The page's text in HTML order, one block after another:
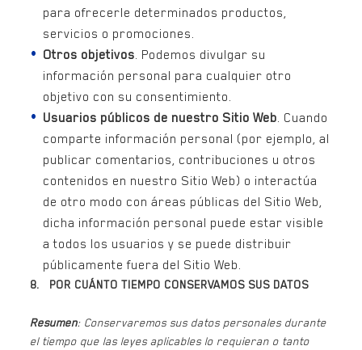
para ofrecerle determinados productos,
servicios o promociones.
Otros objetivos. Podemos divulgar su
información personal para cualquier otro
objetivo con su consentimiento.
Usuarios públicos de nuestro Sitio Web. Cuando
comparte información personal (por ejemplo, al
publicar comentarios, contribuciones u otros
contenidos en nuestro Sitio Web) o interactúa
de otro modo con áreas públicas del Sitio Web,
dicha información personal puede estar visible
a todos los usuarios y se puede distribuir
públicamente fuera del Sitio Web.
8. POR CUÁNTO TIEMPO CONSERVAMOS SUS DATOS
Resumen: Conservaremos sus datos personales durante
el tiempo que las leyes aplicables lo requieran o tanto